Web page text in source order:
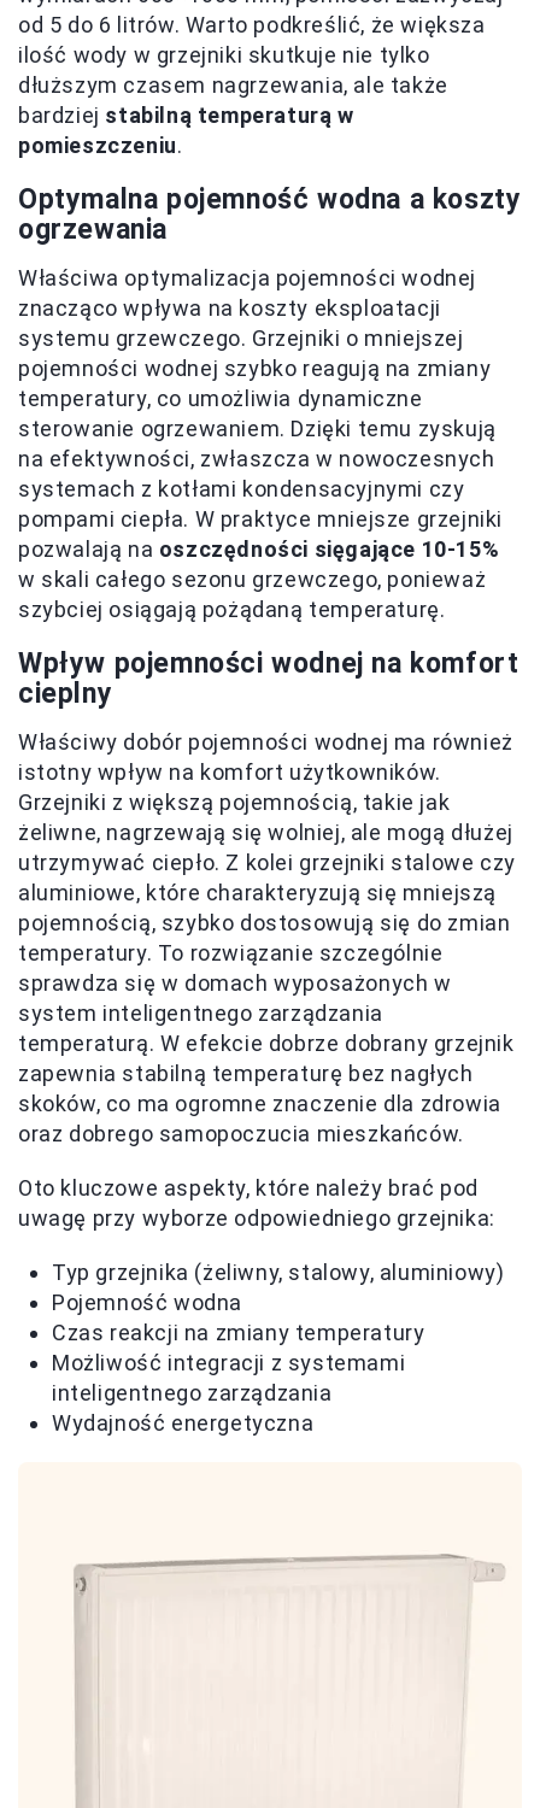
od 5 do 6 litrów. Warto podkreślić, że większa
ilość wody w grzejniki skutkuje nie tylko
dłuższym czasem nagrzewania, ale także
bardziej stabilną temperaturą w
pomieszczeniu.
Optymalna pojemność wodna a koszty
ogrzewania
Właściwa optymalizacja pojemności wodnej
znacząco wpływa na koszty eksploatacji
systemu grzewczego. Grzejniki o mniejszej
pojemności wodnej szybko reagują na zmiany
temperatury, co umożliwia dynamiczne
sterowanie ogrzewaniem. Dzięki temu zyskują
na efektywności, zwłaszcza w nowoczesnych
systemach z kotłami kondensacyjnymi czy
pompami ciepła. W praktyce mniejsze grzejniki
pozwalają na oszczędności sięgające 10-15%
w skali całego sezonu grzewczego, ponieważ
szybciej osiągają pożądaną temperaturę.
Wpływ pojemności wodnej na komfort
cieplny
Właściwy dobór pojemności wodnej ma również
istotny wpływ na komfort użytkowników.
Grzejniki z większą pojemnością, takie jak
żeliwne, nagrzewają się wolniej, ale mogą dłużej
utrzymywać ciepło. Z kolei grzejniki stalowe czy
aluminiowe, które charakteryzują się mniejszą
pojemnością, szybko dostosowują się do zmian
temperatury. To rozwiązanie szczególnie
sprawdza się w domach wyposażonych w
system inteligentnego zarządzania
temperaturą. W efekcie dobrze dobrany grzejnik
zapewnia stabilną temperaturę bez nagłych
skoków, co ma ogromne znaczenie dla zdrowia
oraz dobrego samopoczucia mieszkańców.
Oto kluczowe aspekty, które należy brać pod
uwagę przy wyborze odpowiedniego grzejnika:
Typ grzejnika (żeliwny, stalowy, aluminiowy)
Pojemność wodna
Czas reakcji na zmiany temperatury
Możliwość integracji z systemami
inteligentnego zarządzania
Wydajność energetyczna